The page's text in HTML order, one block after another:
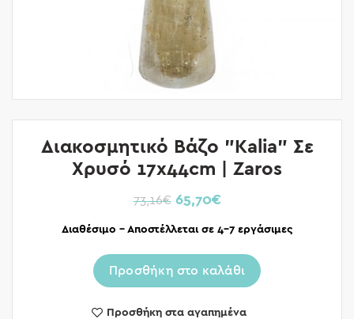
Διακοσμητικό Βάζο ”Kalia” Σε
Χρυσό 17x44cm | Zaros
73,16€ 65,70€
Διαθέσιμο – Αποστέλλεται σε 4-7 εργάσιμες
Προσθήκη στο καλάθι
Προσθήκη στα αγαπημένα